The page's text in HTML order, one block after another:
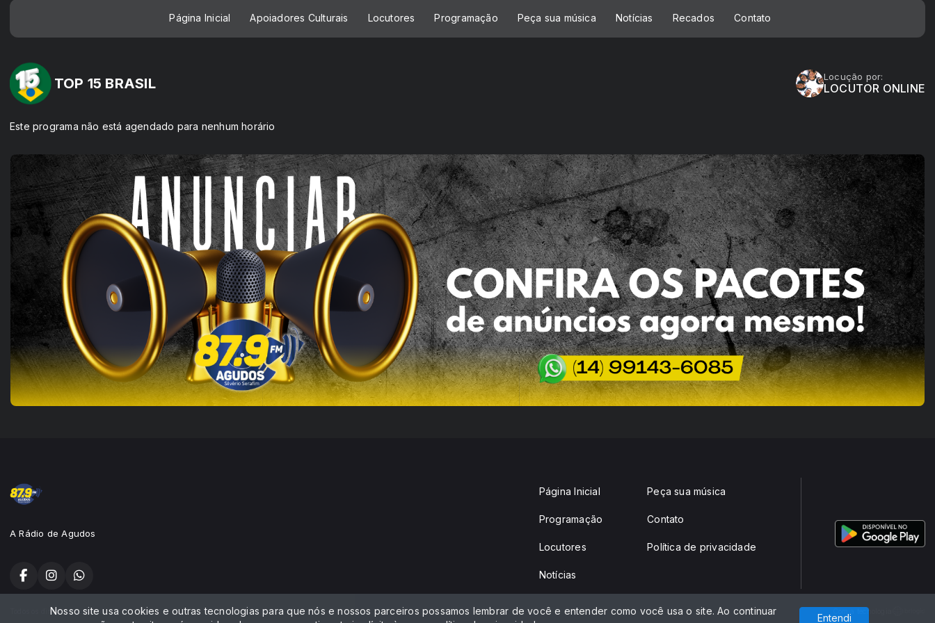
Página Inicial Apoiadores Culturais Locutores Programação Peça sua música Notícias Recados Contato
TOP 15 BRASIL Locução por:
LOCUTOR ONLINE
Este programa não está agendado para nenhum horário
A Rádio de Agudos
Página Inicial
Programação
Locutores
Notícias
Peça sua música
Contato
Política de privacidade
Todos os direitos reservados. Com a tecnologia
Nosso site usa cookies e outras tecnologias para que nós e nossos parceiros possamos lembrar de você e entender como você usa o site. Ao continuar
Entendi